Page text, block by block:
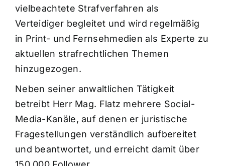
vielbeachtete Strafverfahren als
Verteidiger begleitet und wird regelmäßig
in Print- und Fernsehmedien als Experte zu
aktuellen strafrechtlichen Themen
hinzugezogen.
Neben seiner anwaltlichen Tätigkeit
betreibt Herr Mag. Flatz mehrere Social-
Media-Kanäle, auf denen er juristische
Fragestellungen verständlich aufbereitet
und beantwortet, und erreicht damit über